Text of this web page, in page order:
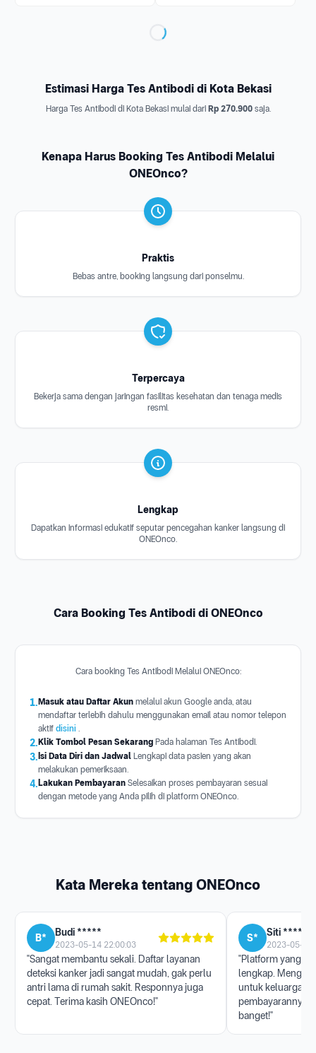
Estimasi Harga Tes Antibodi di Kota Bekasi
Harga Tes Antibodi di Kota Bekasi mulai dari Rp 270.900 saja.
Kenapa Harus Booking Tes Antibodi Melalui
ONEOnco?
Praktis
Bebas antre, booking langsung dari ponselmu.
Terpercaya
Bekerja sama dengan jaringan fasilitas kesehatan dan tenaga medis
resmi.
Lengkap
Dapatkan informasi edukatif seputar pencegahan kanker langsung di
ONEOnco.
Cara Booking Tes Antibodi di ONEOnco
Cara booking Tes Antibodi Melalui ONEOnco:
1. Masuk atau Daftar Akun melalui akun Google anda, atau
mendaftar terlebih dahulu menggunakan email atau nomor telepon
aktif disini .
2. Klik Tombol Pesan Sekarang Pada halaman Tes Antibodi.
3. Isi Data Diri dan Jadwal Lengkapi data pasien yang akan
melakukan pemeriksaan.
4. Lakukan Pembayaran Selesaikan proses pembayaran sesuai
dengan metode yang Anda pilih di platform ONEOnco.
Kata Mereka tentang ONEOnco
B* Budi *****
2023-05-14 22:00:03
"Sangat membantu sekali. Daftar layanan
deteksi kanker jadi sangat mudah, gak perlu
antri lama di rumah sakit. Responnya juga
cepat. Terima kasih ONEOnco!"
S* Siti ******
2023-05-17
"Platform yang
lengkap.
untuk keluarga,
pembayarannya
banget!"